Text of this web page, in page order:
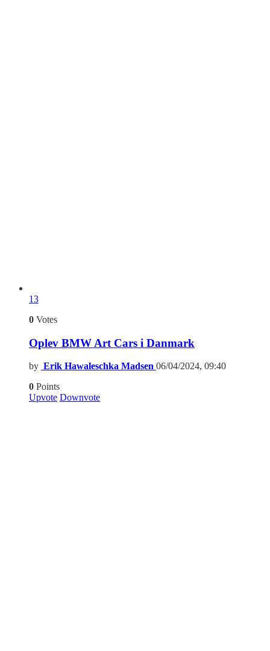
13
0 Votes
Oplev BMW Art Cars i Danmark
by Erik Hawaleschka Madsen 06/04/2024, 09:40
0 Points
Upvote Downvote